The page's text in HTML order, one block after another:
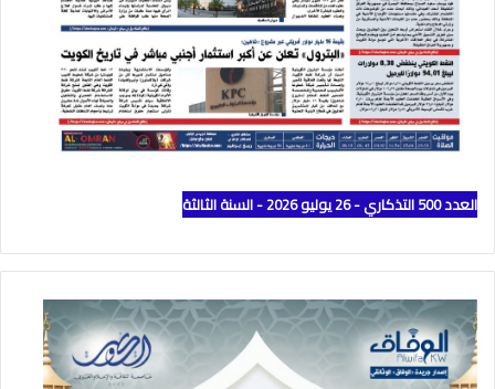
العدد 500 التذكاري - 26 يوليو 2026 - السنة الثالثة